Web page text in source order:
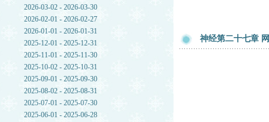
2026-03-02 - 2026-03-30
2026-02-01 - 2026-02-27
2026-01-01 - 2026-01-31
2025-12-01 - 2025-12-31
2025-11-01 - 2025-11-30
2025-10-02 - 2025-10-31
2025-09-01 - 2025-09-30
2025-08-02 - 2025-08-31
2025-07-01 - 2025-07-30
2025-06-01 - 2025-06-28
神经第二十七章